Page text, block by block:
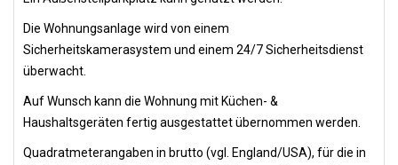
Die Wohnungsanlage wird von einem
Sicherheitskamerasystem und einem 24/7 Sicherheitsdienst
überwacht.
Auf Wunsch kann die Wohnung mit Küchen- &
Haushaltsgeräten fertig ausgestattet übernommen werden.
Quadratmeterangaben in brutto (vgl. England/USA), für die in